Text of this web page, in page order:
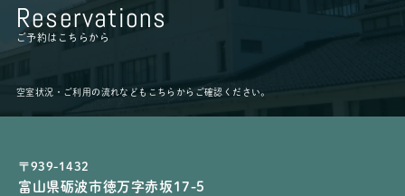
Reservations
ご予約はこちらから
空室状況・ご利用の流れなども こちらからご確認ください。
〒939-1432
富山県砺波市徳万字赤坂17-5